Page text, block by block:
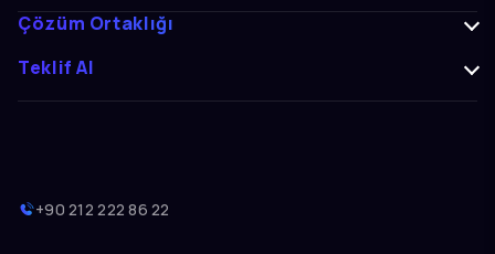
+90 212 222 86 22
Çözüm Ortaklığı
Teklif Al